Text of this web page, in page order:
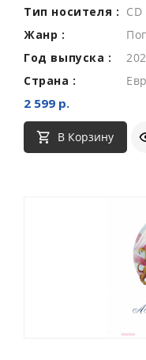
Тип носителя : CD
Жанр :
Год выпуска :
Страна :
2 599 р.
В Корзину